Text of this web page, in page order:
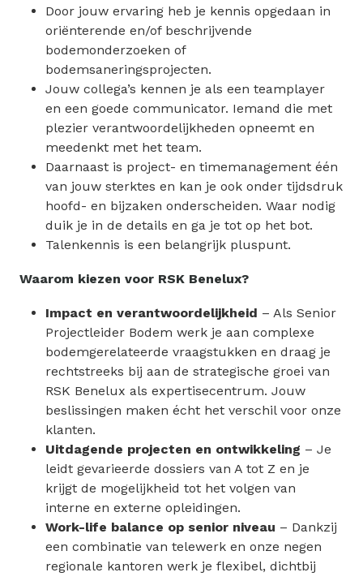
Door jouw ervaring heb je kennis opgedaan in
oriënterende en/of beschrijvende
bodemonderzoeken of
bodemsaneringsprojecten.
Jouw collega’s kennen je als een teamplayer
en een goede communicator. Iemand die met
plezier verantwoordelijkheden opneemt en
meedenkt met het team.
Daarnaast is project- en timemanagement één
van jouw sterktes en kan je ook onder tijdsdruk
hoofd- en bijzaken onderscheiden. Waar nodig
duik je in de details en ga je tot op het bot.
Talenkennis is een belangrijk pluspunt.
Waarom kiezen voor RSK Benelux?
Impact en verantwoordelijkheid – Als Senior
Projectleider Bodem werk je aan complexe
bodemgerelateerde vraagstukken en draag je
rechtstreeks bij aan de strategische groei van
RSK Benelux als expertisecentrum. Jouw
beslissingen maken écht het verschil voor onze
klanten.
Uitdagende projecten en ontwikkeling – Je
leidt gevarieerde dossiers van A tot Z en je
krijgt de mogelijkheid tot het volgen van
interne en externe opleidingen.
Work-life balance op senior niveau – Dankzij
een combinatie van telewerk en onze negen
regionale kantoren werk je flexibel, dichtbij